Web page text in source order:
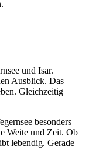
und Isar.
Ausblick. Das
Gleichzeitig
besonders
Weite und Zeit. Ob
lebendig. Gerade